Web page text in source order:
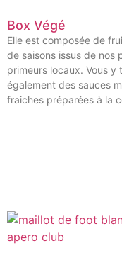
Box Végé
Elle est composée de
de saisons issus de nos
primeurs locaux. Vous y
également des sauces
fraiches préparées à la